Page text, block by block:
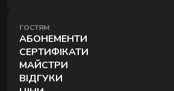
ГОСТЯМ
АБОНЕМЕНТИ
СЕРТИФІКАТИ
МАЙСТРИ
ВІДГУКИ